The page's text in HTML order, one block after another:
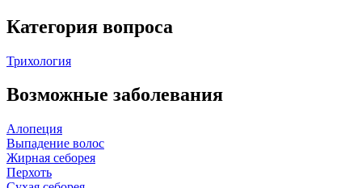
Категория вопроса
Трихология
Возможные заболевания
Алопеция
Выпадение волос
Жирная себорея
Перхоть